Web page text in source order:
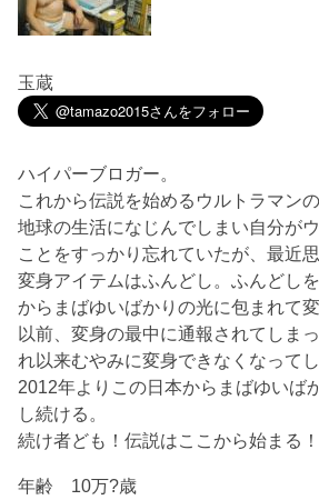
玉蔵
ハイパーブロガー。
これから伝説を始めるウルトラマンの
地球の生活になじんでしまい自分が
ことをすっかり忘れていたが、最近思
変身アイテムはふんどし。ふんどし
からまばゆいばかりの光に包まれて変
以前、変身の最中に通報されてしま
れ以来むやみに変身できなくなってし
2012年よりこの日本からまばゆいば
し続ける。
続け者ども！伝説はここから始まる！
年齢 10万?歳